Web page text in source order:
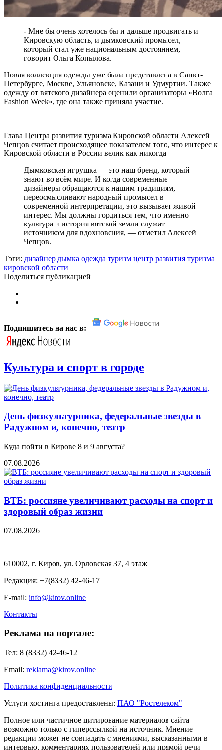
- Мне бы очень хотелось бы и дальше продвигать и
Кировскую область, и дымковский промысел,
который стал уже национальным достоянием, —
говорит Ольга Копылова.
Новая коллекция одежды уже была представлена в Санкт-
Петербурге, Москве, Ульяновске, Казани и Удмуртии. Также
одежду от вятского дизайнера оценили организаторы «Волга
Fashion Week», где она также приняла участие.
Глава Центра развития туризма Кировской области Алексей
Чепцов считает происходящее показателем того, что интерес к
Кировской области в России велик как никогда.
Дымковская игрушка — это наш бренд, который
знают во всём мире. И когда современные
дизайнеры обращаются к нашим традициям,
переосмысливают народный промысел в
современной интерпретации, это вызывает живой
интерес. Мы должны гордиться тем, что именно
культура и история вятской земли служат
источником для вдохновения, — отметил Алексей
Чепцов.
Тэги: дизайнер дымка одежда туризм центр развития туризма
кировской области
Поделиться публикацией
Подпишитесь на нас в:
Культура и спорт в городе
День физкультурника, федеральные звезды в
Радужном и, конечно, театр
Куда пойти в Кирове 8 и 9 августа?
07.08.2026
ВТБ: россияне увеличивают расходы на спорт и
здоровый образ жизни
07.08.2026
610002, г. Киров, ул. Орловская 37, 4 этаж
Редакция: +7(8332) 42-46-17
E-mail: info@kirov.online
Контакты
Реклама на портале:
Тел: 8 (8332) 42-46-12
Email: reklama@kirov.online
Политика конфиденциальности
Услуги хостинга предоставлены: ПАО "Ростелеком"
Полное или частичное цитирование материалов сайта
возможно только с гиперссылкой на источник. Мнение
редакции может не совпадать с мнениями, высказанными в
интервью, комментариях пользователей или прямой речи